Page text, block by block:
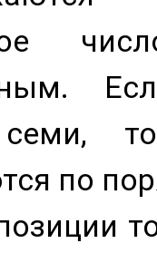
по